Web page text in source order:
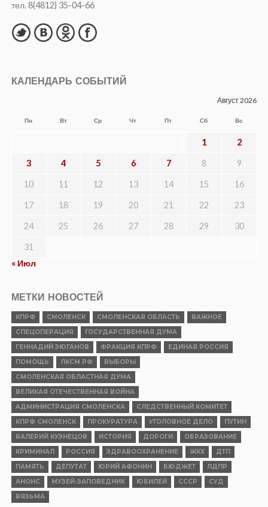
тел. 8(4812) 35-04-66
КАЛЕНДАРЬ СОБЫТИЙ
Август 2026
Пн Вт Ср Чт Пт Сб Вс
1 2
3 4 5 6 7 8 9
10 11 12 13 14 15 16
17 18 19 20 21 22 23
24 25 26 27 28 29 30
31
« Июл
МЕТКИ НОВОСТЕЙ
КПРФ СМОЛЕНСК СМОЛЕНСКАЯ ОБЛАСТЬ
ВАЖНОЕ
СПЕЦОПЕРАЦИЯ
ГОСУДАРСТВЕННАЯ ДУМА
ГЕННАДИЙ ЗЮГАНОВ
ФРАКЦИЯ КПРФ
ЕДИНАЯ РОССИЯ
ПОМОЩЬ
ЛКСМ РФ
ВЫБОРЫ
СМОЛЕНСКАЯ ОБЛАСТНАЯ ДУМА
ВЕЛИКАЯ ОТЕЧЕСТВЕННАЯ ВОЙНА
АДМИНИСТРАЦИЯ СМОЛЕНСКА
СЛЕДСТВЕННЫЙ КОМИТЕТ
КПРФ СМОЛЕНСК
ПРОКУРАТУРА УГОЛОВНОЕ ДЕЛО
ПУТИН
ВАЛЕРИЙ КУЗНЕЦОВ
ИСТОРИЯ ДОРОГИ
ОБРАЗОВАНИЕ
КРИМИНАЛ
РОССИЯ ЗДРАВООХРАНЕНИЕ ЖКХ
ДТП
ПАМЯТЬ
ДЕПУТАТ ЮРИЙ АФОНИН БЮДЖЕТ
ЛДПР
АНОНС
МУЗЕЙ-ЗАПОВЕДНИК ЮБИЛЕЙ СССР
СУД
ВЯЗЬМА